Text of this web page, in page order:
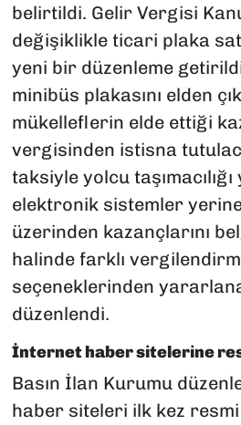
belirtildi. Gelir Vergisi
değişiklikle ticari plaka
yeni bir düzenleme
minibüs plakasını elden
mükelleflerin elde ettiği
vergisinden istisna
taksiyle yolcu
elektronik sistemler
üzerinden kazançlarını
halinde farklı
seçeneklerinden
düzenlendi.
İnternet haber sitelerine
Basın İlan Kurumu
haber siteleri ilk kez